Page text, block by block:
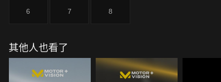
6 7 8
其他人也看了